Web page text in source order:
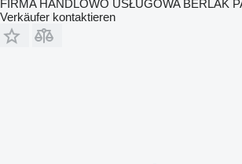
FIRMA HANDLOWO USŁUGOWA BERLAK
Verkäufer kontaktieren